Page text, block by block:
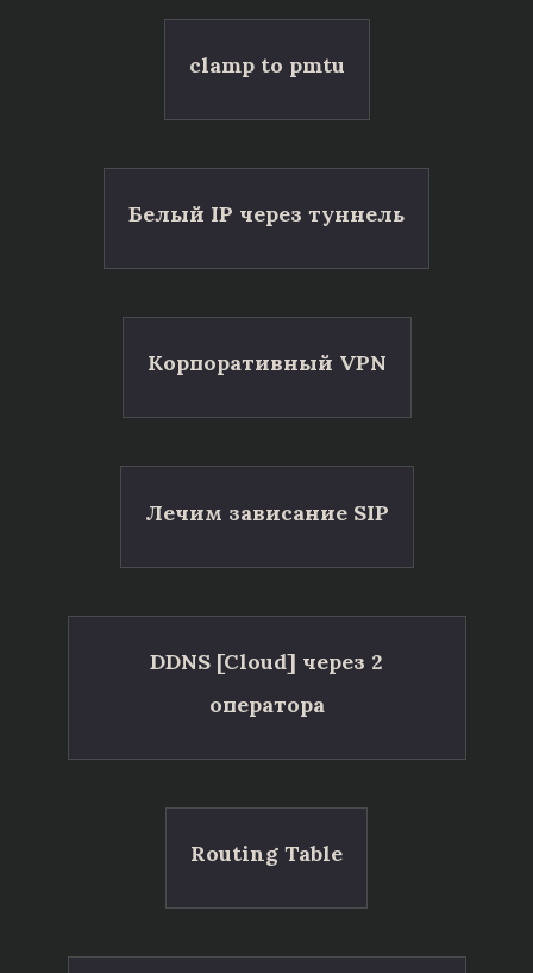
clamp to pmtu
Белый IP через туннель
Корпоративный VPN
Лечим зависание SIP
DDNS [Cloud] через 2
оператора
Routing Table